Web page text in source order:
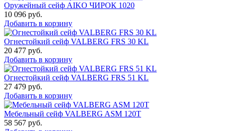
Оружейный сейф AIKO ЧИРОК 1020
10 096 руб.
Добавить в корзину
Огнестойкий сейф VALBERG FRS 30 KL
20 477 руб.
Добавить в корзину
Огнестойкий сейф VALBERG FRS 51 KL
27 479 руб.
Добавить в корзину
Мебельный сейф VALBERG ASM 120T
58 567 руб.